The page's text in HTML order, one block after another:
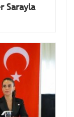
Sarayla